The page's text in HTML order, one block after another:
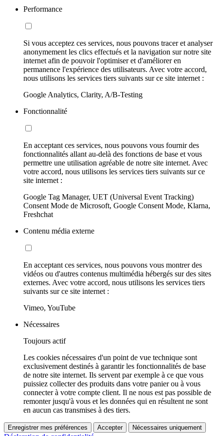
Performance
Si vous acceptez ces services, nous pouvons tracer et analyser
anonymement les clics effectués et la navigation sur notre site
internet afin de pouvoir l'optimiser et d'améliorer en
permanence l'expérience des utilisateurs. Avec votre accord,
nous utilisons les services tiers suivants sur ce site internet :
Google Analytics, Clarity, A/B-Testing
Fonctionnalité
En acceptant ces services, nous pouvons vous fournir des
fonctionnalités allant au-delà des fonctions de base et vous
permettre une utilisation agréable de notre site internet. Avec
votre accord, nous utilisons les services tiers suivants sur ce
site internet :
Google Tag Manager, UET (Universal Event Tracking)
Consent Mode de Microsoft, Google Consent Mode, Klarna,
Freshchat
Contenu média externe
En acceptant ces services, nous pouvons vous montrer des
vidéos ou d'autres contenus multimédia hébergés sur des sites
externes. Avec votre accord, nous utilisons les services tiers
suivants sur ce site internet :
Vimeo, YouTube
Nécessaires
Toujours actif
Les cookies nécessaires d'un point de vue technique sont
exclusivement destinés à garantir les fonctionnalités de base
de notre site internet. Ils servent par exemple à ce que vous
puissiez collecter des produits dans votre panier ou à vous
connecter à votre compte client. Il ne nous est pas possible de
remonter jusqu'à vous et les données qui en résultent ne sont
en aucun cas transmises à des tiers.
Enregistrer mes préférences Accepter Nécessaires uniquement